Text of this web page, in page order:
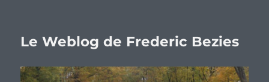
Le Weblog de Frederic Bezies